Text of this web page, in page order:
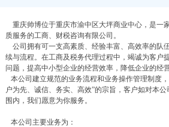
重庆帅博位于重庆市渝中区大坪商业中心，是一
质服务的工商、财税咨询有限公司。
公司拥有可一支高素质、经验丰富、高效率的队
续与流程。在工商及税务代理过程中，竭诚为客户
问题，提高中小型企业的经营效率，降低企业的经
本公司建立规范的业务流程和业务操作管理制度
户为先、诚信、务实、高效”的宗旨，客户如对本
围内，我们愿意为你服务。
本公司主要业务为：